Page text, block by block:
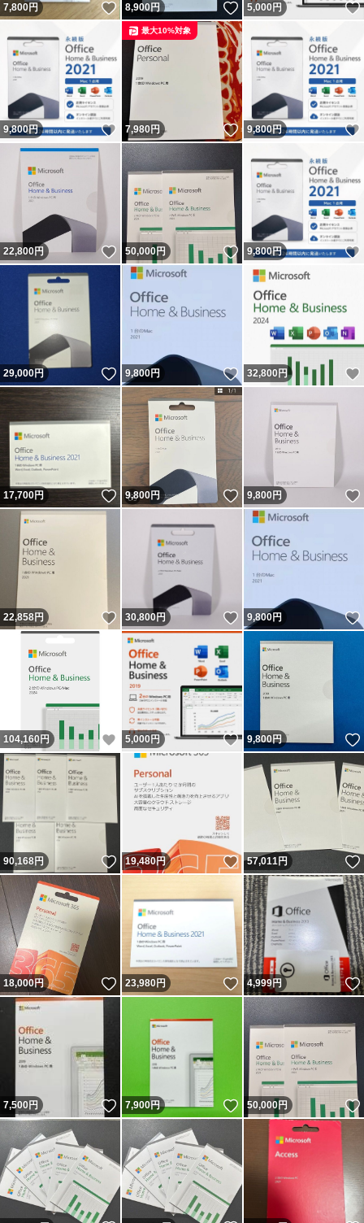
7,800円 いいね！
8,900円 いいね！
5,000円
9,800円 いいね！
7,980円 いいね！
最大10%対象
9,800円
22,800円 いいね！
50,000円 いいね！
9,800円
29,000円 いいね！
9,800円 いいね！
32,800 円
17,700円 いいね！
9,800円 いいね！
9,800円
22,858円 いいね！
30,800円 いいね！
9,800円
104,160 円 いいね！
5,000円 いいね！
9,800円
90,168円 いいね！
19,480円 いいね！
57,011円
18,000円 いいね！
23,980円 いいね！
4,999円
7,500円 いいね！
7,900円 いいね！
50,000円